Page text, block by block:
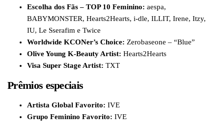
Escolha dos Fãs – TOP 10 Feminino: aespa,
BABYMONSTER, Hearts2Hearts, i-dle, ILLIT, Irene, Itzy,
IU, Le Sserafim e Twice
Worldwide KCONer’s Choice: Zerobaseone – “Blue”
Olive Young K-Beauty Artist: Hearts2Hearts
Visa Super Stage Artist: TXT
Prêmios especiais
Artista Global Favorito: IVE
Grupo Feminino Favorito: IVE